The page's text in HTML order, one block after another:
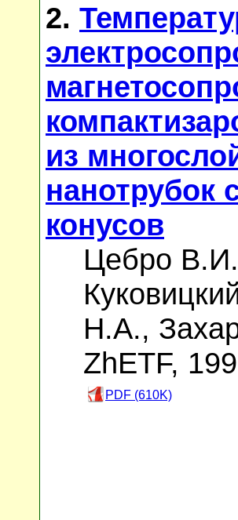
2.
из
нанотрубок
конусов
Цебро В.И.
Н.А.,
ZhETF,
PDF (610K)